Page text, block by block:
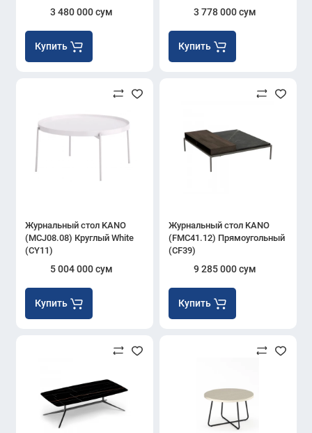
3 480 000 сум
Купить
3 778 000 сум
Купить
Журнальный стол KANO
(MCJ08.08) Круглый White
(CY11)
5 004 000 сум
Купить
Журнальный стол KANO
(FMC41.12) Прямоугольный
(CF39)
9 285 000 сум
Купить